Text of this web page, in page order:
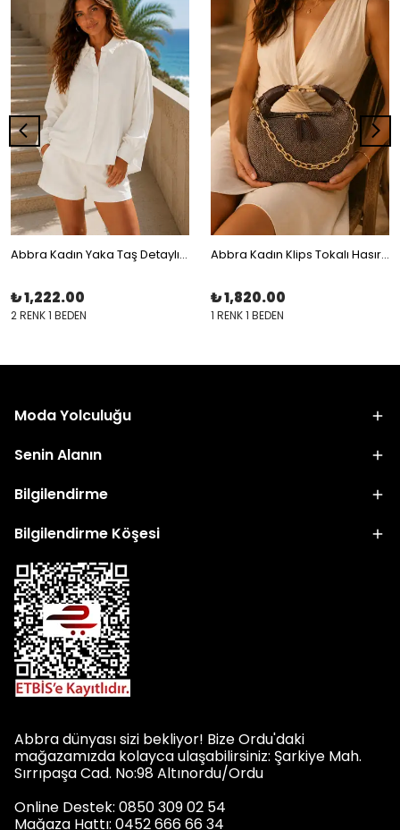
Abbra Kadın Yaka Taş Detaylı Modal Oversize Gömlek
₺ 1,222.00
2 RENK 1 BEDEN
Abbra Kadın Klips Tokalı Hasır Çanta
₺ 1,820.00
1 RENK 1 BEDEN
Moda Yolculuğu
Senin Alanın
Bilgilendirme
Bilgilendirme Köşesi
Abbra dünyası sizi bekliyor! Bize Ordu'daki
mağazamızda kolayca ulaşabilirsiniz: Şarkiye Mah.
Sırrıpaşa Cad. No:98 Altınordu/Ordu
Online Destek: 0850 309 02 54
Mağaza Hattı: 0452 666 66 34